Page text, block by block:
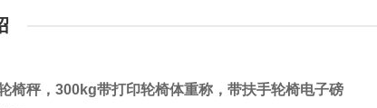
椅秤，300kg带打印轮椅体重称，带扶手轮椅电子磅